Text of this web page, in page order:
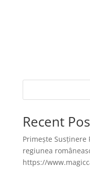
Recent
Primește Susținere
regiunea
https://